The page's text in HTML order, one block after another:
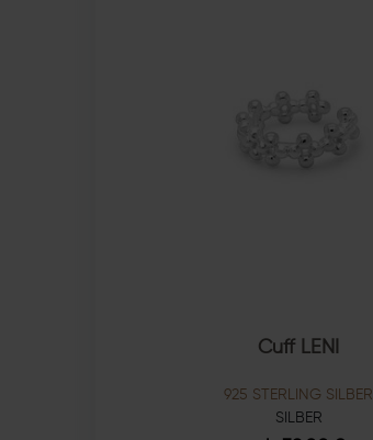
Cuff LENI
925 STERLING SILBER
SILBER